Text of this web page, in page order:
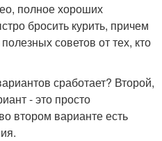
полное хороших
бросить курить, причем
советов от тех, кто
сработает? Второй,
- это просто
втором варианте есть